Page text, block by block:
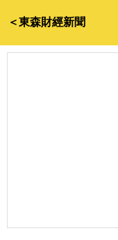
＜東森財經新聞